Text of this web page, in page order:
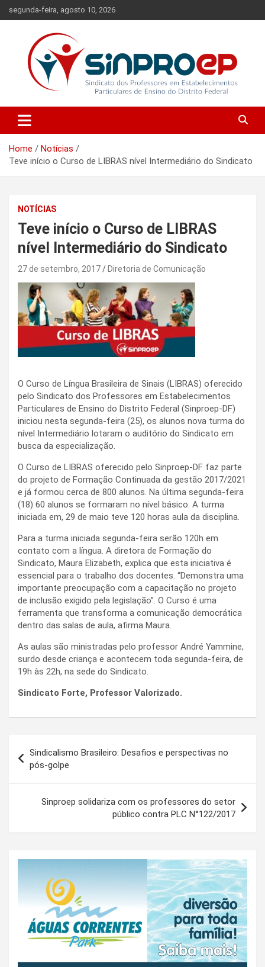
to
segunda-feira, agosto 10, 2026
Sinproep-DF
Ensino do Distrito Federal
Home
Notícias
Teve início o Curso de LIBRAS nível Intermediário do Sindicato
NOTÍCIAS
Teve início o Curso de LIBRAS
nível Intermediário do Sindicato
27 de setembro, 2017 Diretoria de Comunicação
O Curso de Língua Brasileira de Sinais (LIBRAS) oferecido
pelo Sindicato dos Professores em Estabelecimentos
Particulares de Ensino do Distrito Federal (Sinproep-DF)
iniciou nesta segunda-feira (25), os alunos nova turma do
nível Intermediário lotaram o auditório do Sindicato em
busca da especialização.
O Curso de LIBRAS oferecido pelo Sinproep-DF faz parte
do projeto de Formação Continuada da gestão 2017/2021
e já formou cerca de 800 alunos. Na última segunda-feira
(18) 60 alunos se formaram no nível básico. A turma
iniciada em, 29 de maio teve 120 horas aula da disciplina.
Para a turma iniciada segunda-feira serão 120h em
contato com a língua. A diretora de Formação do
Sindicato, Maura Elizabeth, explica que esta iniciativa é
essencial para o trabalho dos docentes. “Demonstra uma
importante preocupação com a capacitação no projeto
de inclusão exigido pela legislação”. O Curso é uma
ferramenta que transforma a comunicação democrática
dentro das salas de aula, afirma Maura.
As aulas são ministradas pelo professor André Yammine,
surdo desde criança e acontecem toda segunda-feira, de
19h às 22h, na sede do Sindicato.
Sindicato Forte, Professor Valorizado.
de
Post
Sindicalismo Brasileiro: Desafios e perspectivas no
pós-golpe
Sinproep solidariza com os professores do setor
público contra PLC N°122/2017